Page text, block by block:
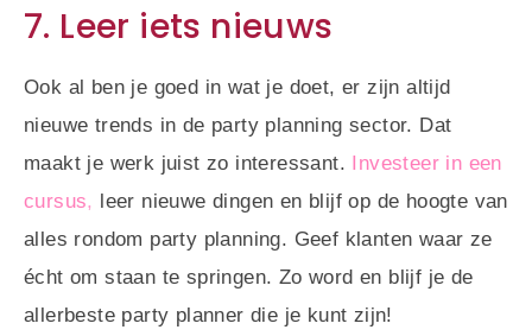
7. Leer iets nieuws
Ook al ben je goed in wat je doet, er zijn altijd
nieuwe trends in de party planning sector. Dat
maakt je werk juist zo interessant. Investeer in een
cursus, leer nieuwe dingen en blijf op de hoogte van
alles rondom party planning. Geef klanten waar ze
écht om staan te springen. Zo word en blijf je de
allerbeste party planner die je kunt zijn!